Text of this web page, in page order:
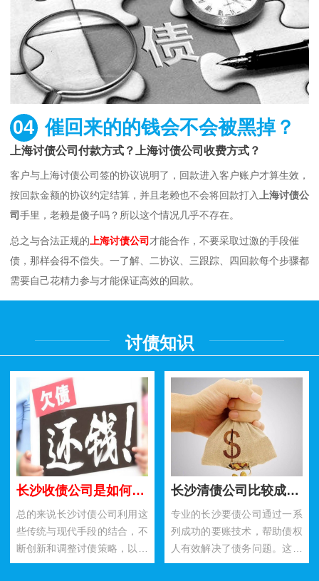
04 催回来的的钱会不会被黑掉？
上海讨债公司付款方式？上海讨债公司收费方式？
客户与上海讨债公司签的协议说明了，回款进入客户账户才算生效，
按回款金额的协议约定结算，并且老赖也不会将回款打入
上海讨债公
司手里，老赖是傻子吗？所以这个情况几乎不存在。
总之与合法正规的 上海讨债公司 才能合作，不要采取过激的手段催
债，那样会得不偿失。一了解、二协议、三跟踪、四回款每个步骤都
需要自己花精力参与才能保证高效的回款。
讨债知识
长沙收债公司是如何利用民间讨债方法要账的？
总的来说长沙讨债公司利用这
些传统与现代手段的结合，不
断创新和调整讨债策略，以适
应经济和社会环境的变化。通
长沙清债公司比较成功要账技术有哪些？
专业的长沙要债公司通过一系
列成功的要账技术，帮助债权
人有效解决了债务问题。这些
公司不仅善于进行详尽的信用